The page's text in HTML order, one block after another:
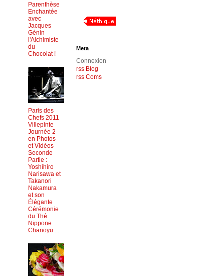
Parenthèse
Enchantée
avec
Jacques
Génin
l'Alchimiste
du
Chocolat !
Paris des
Chefs 2011
Villepinte
Journée 2
en Photos
et Vidéos
Seconde
Partie :
Yoshihiro
Narisawa et
Takanori
Nakamura
et son
Élégante
Cérémonie
du Thé
Nippone
Chanoyu ...
Meta
Connexion
rss Blog
rss Coms